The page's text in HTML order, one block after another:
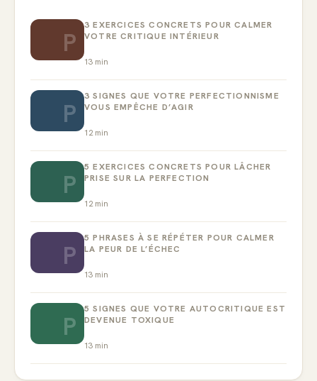
P
3 EXERCICES CONCRETS POUR CALMER
VOTRE CRITIQUE INTÉRIEUR
13 min
P
3 SIGNES QUE VOTRE PERFECTIONNISME
VOUS EMPÊCHE D’AGIR
12min
P
5 EXERCICES CONCRETS POUR LÂCHER
PRISE SUR LA PERFECTION
12min
P
5 PHRASES À SE RÉPÉTER POUR CALMER
LA PEUR DE L’ÉCHEC
13 min
P
5 SIGNES QUE VOTRE AUTOCRITIQUE EST
DEVENUE TOXIQUE
13 min